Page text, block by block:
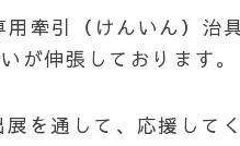
牽引（けんいん）治
が伸張しております。
を通して、応援して